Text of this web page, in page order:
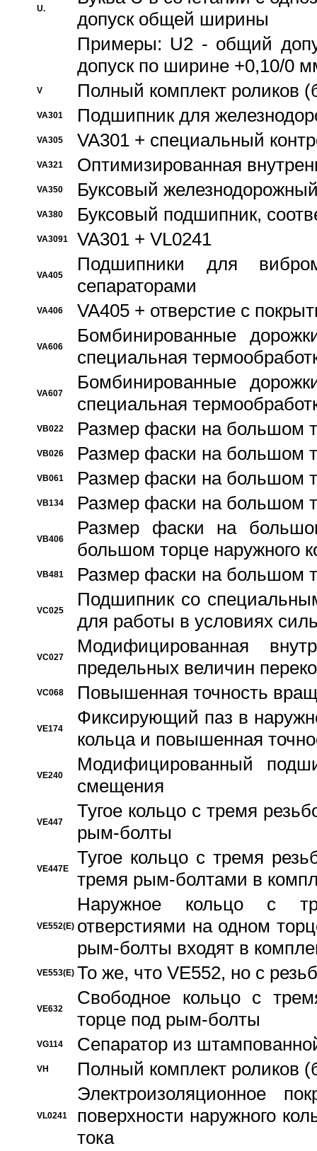
U.
допуск общей ширины
Примеры: U2 - общий
допуск по ширине +0,10/0
V Полный комплект роликов
VA301 Подшипник для
VA305 VA301 + специальный
VA321 Оптимизированная
VA350 Буксовый
VA380 Буксовый подшипник,
VA3091 VA301 + VL0241
VA405
Подшипники для
сепараторами
VA406 VA405 + отверстие с
VA606
Бомбинированные
специальная
VA607
Бомбинированные
специальная
VB022 Размер фаски на большом
VB026 Размер фаски на большом
VB061 Размер фаски на большом
VB134 Размер фаски на большом
VB406
Размер фаски на
большом торце наружного
VB481 Размер фаски на большом
VC025
Подшипник со
для работы в условиях
VC027
Модифицированная
предельных величин
VC068 Повышенная точность
VE174
Фиксирующий паз в
кольца и повышенная
VE240
Модифицированный
смещения
VE447
Тугое кольцо с тремя
рым-болты
VE447E
Тугое кольцо с тремя
тремя рым-болтами в
VE552(E)
Наружное кольцо с
отверстиями на одном
рым-болты входят в
VE553(E) То же, что VE552, но с
VE632
Свободное кольцо с
торце под рым-болты
VG114 Сепаратор из
VH Полный комплект роликов
VL0241
Электроизоляционное
поверхности наружного
тока